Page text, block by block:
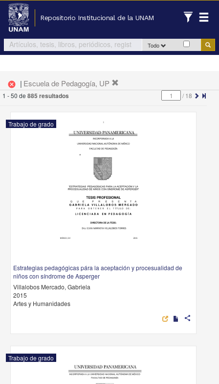
Repositorio Institucional de la UNAM
Todo
cancel | Escuela de Pedagogía, UP
1 - 50 de 885 resultados /18
Trabajo de grado
Estrategias pedagógicas pára la aceptación y procesualidad de
niños con síndrome de Asperger
Villalobos Mercado, Gabriela
2015
Artes y Humanidades
share
Trabajo de grado